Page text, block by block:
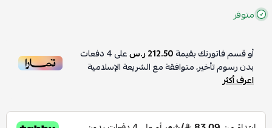
متوفر
أو قسم فاتورتك بقيمة212.50 ر.س على4دفعات
بدون رسوم تأخير، متوافقة مع الشريعة الإسلامية
اعرف أكثر